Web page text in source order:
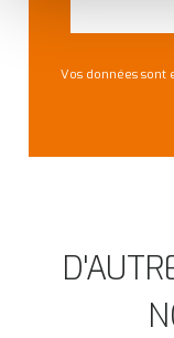
améliorer votre
dans la politique
process your
Vos données sont